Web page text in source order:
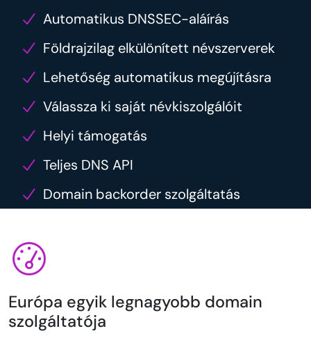
Automatikus DNSSEC-aláírás
Földrajzilag elkülönített névszerverek
Lehetőség automatikus megújításra
Válassza ki saját névkiszolgálóit
Helyi támogatás
Teljes DNS API
Domain backorder szolgáltatás
Európa egyik legnagyobb domain
szolgáltatója